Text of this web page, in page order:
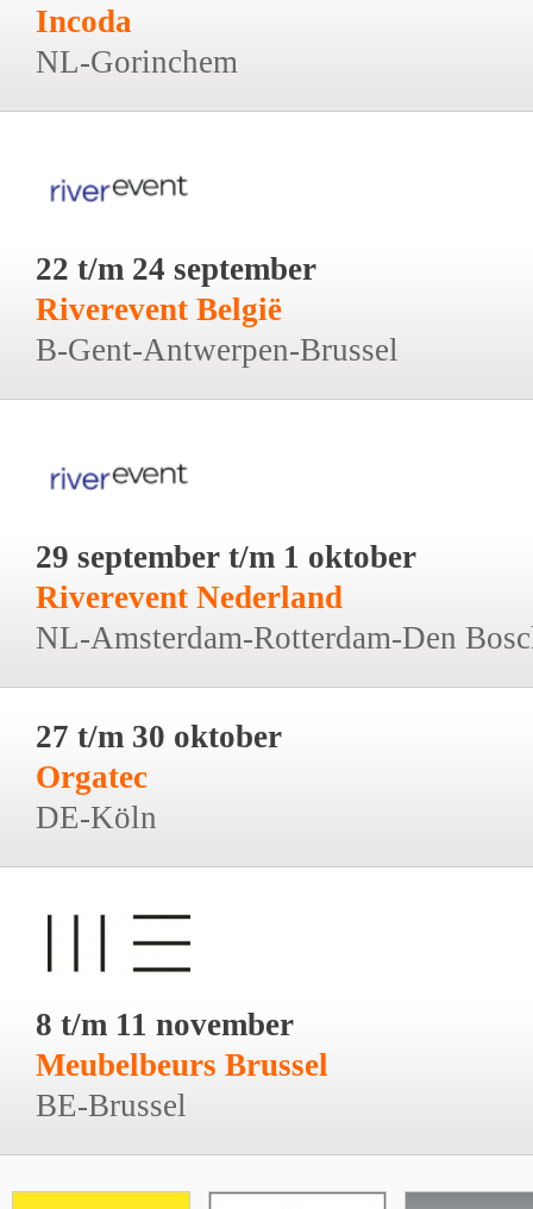
Incoda
NL-Gorinchem
22 t/m 24 september
Riverevent België
B-Gent-Antwerpen-Brussel
29 september t/m 1 oktober
Riverevent Nederland
NL-Amsterdam-Rotterdam-Den
27 t/m 30 oktober
Orgatec
DE-Köln
8 t/m 11 november
Meubelbeurs Brussel
BE-Brussel